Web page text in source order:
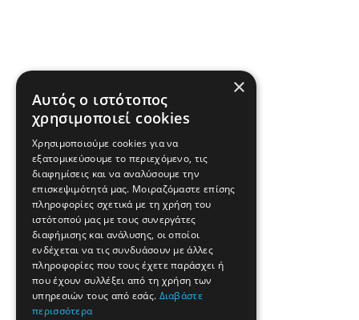
×
Αυτός ο ιστότοπος
χρησιμοποιεί cookies
Χρησιμοποιούμε cookies για να
εξατομικεύσουμε το περιεχόμενο, τις
διαφημίσεις και να αναλύσουμε την
επισκεψιμότητά μας. Μοιραζόμαστε επίσης
πληροφορίες σχετικά με τη χρήση του
ιστότοπού μας με τους συνεργάτες
διαφήμισης και ανάλυσης, οι οποίοι
ενδέχεται να τις συνδυάσουν με άλλες
πληροφορίες που τους έχετε παράσχει ή
που έχουν συλλέξει από τη χρήση των
υπηρεσιών τους από εσάς. Διαβάστε
περισσότερα